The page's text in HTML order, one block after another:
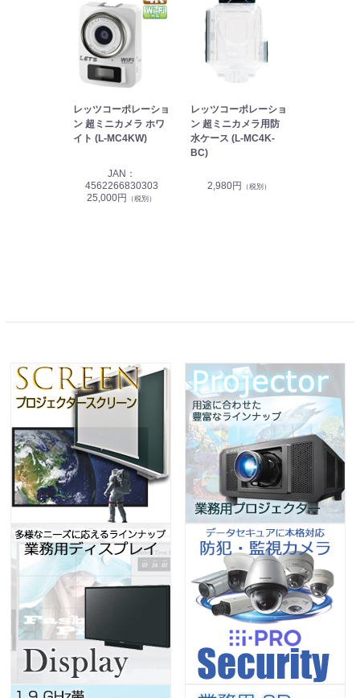
レッツコーポレーショ
ン 超ミニカメラ ホワ
イト (L-MC4KW)
JAN：
4562266830303
25,000円
（税別）
レッツコーポレーショ
ン 超ミニカメラ用防
水ケース (L-MC4K-
BC)
2,980円 （税別）